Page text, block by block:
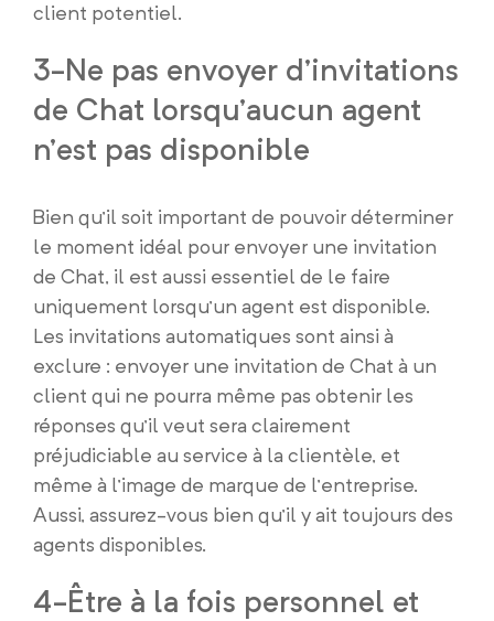
client potentiel.
3-Ne pas envoyer d’invitations
de Chat lorsqu’aucun agent
n’est pas disponible
Bien qu’il soit important de pouvoir déterminer
le moment idéal pour envoyer une invitation
de Chat, il est aussi essentiel de le faire
uniquement lorsqu’un agent est disponible.
Les invitations automatiques sont ainsi à
exclure : envoyer une invitation de Chat à un
client qui ne pourra même pas obtenir les
réponses qu’il veut sera clairement
préjudiciable au service à la clientèle, et
même à l’image de marque de l’entreprise.
Aussi, assurez-vous bien qu’il y ait toujours des
agents disponibles.
4-Être à la fois personnel et